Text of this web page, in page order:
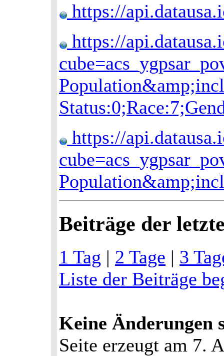
https://
https://
https://
Beiträge der
1 Tag | 2 Tage | 3
Liste der Beiträge
Keine Änderungen
Seite erzeugt am 7.